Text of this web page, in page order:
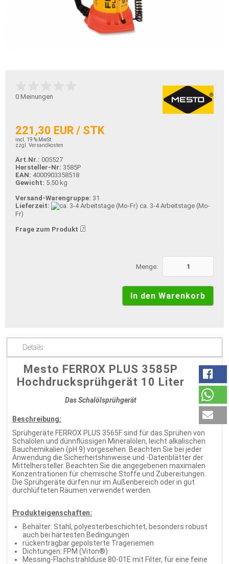
0 Meinungen
221,30 EUR / STK
incl. 19 % MwSt.
zzgl. Versandkosten
Art.Nr.: 005527
Hersteller-Nr: 3585P
EAN: 4000903358518
Gewicht: 5.50 kg
Versand-Warengruppe: 31
Lieferzeit:
ca. 3-4 Arbeitstage (Mo-
Fr)
Frage zum Produkt
Menge:
Details
Mesto FERROX PLUS 3585P
Hochdrucksprühgerät 10 Liter
Das Schalölsprühgerät
Beschreibung:
Sprühgeräte FERROX PLUS 3565F sind für das Sprühen von
Schalölen und dünnflüssigen Mineralölen, leicht alkalischen
Bauchemikalien (pH 9) vorgesehen. Beachten Sie bei jeder
Anwendung die Sicherheitshinweise und -Datenblätter der
Mittelhersteller. Beachten Sie die angegebenen maximalen
Konzentrationen für chemische Stoffe und Zubereitungen.
Die Sprühgeräte dürfen nur im Außenbereich oder in gut
durchlüfteten Räumen verwendet werden.
Produkteigenschaften:
Behälter: Stahl, polyesterbeschichtet, besonders robust
auch bei härtesten Bedingungen
rückentragbar gepolsterte Trageriemen
Dichtungen: FPM (Viton®)
Messing-Flachstrahldüse 80-01E mit Filter, für eine feine